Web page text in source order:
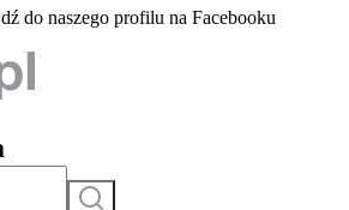
otwiera się w nowej karcie
do naszego profilu na Facebooku
Szukaj